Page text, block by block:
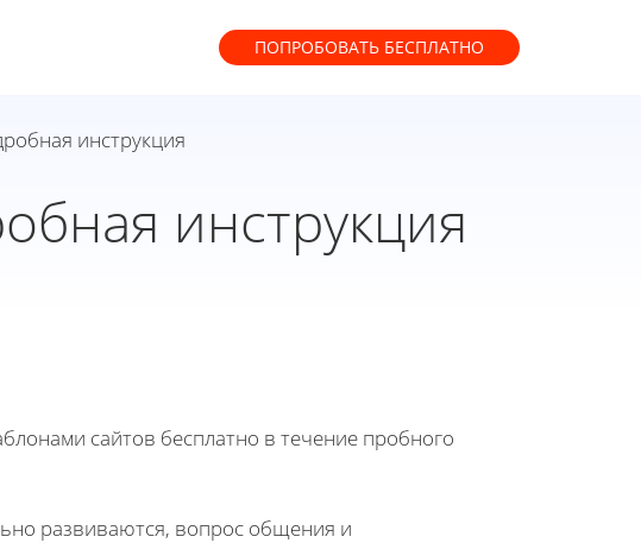
ПОПРОБОВАТЬ БЕСПЛАТНО
инструкция
инструкция
сайтов бесплатно в течение пробного
развиваются, вопрос общения и